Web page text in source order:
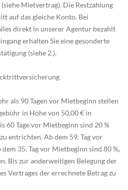
Mietvertrag). Die Restzahlung
auf das gleiche Konto. Bei
direkt in unserer Agentur bezahlt
erhalten Sie eine gesonderte
(siehe 2.).
als 90 Tagen vor Mietbeginn stellen
in Höhe von 50,00 € in
60 Tage vor Mietbeginn sind 20 %
entrichten. Ab dem 59. Tag vor
35. Tag vor Mietbeginn sind 80 %,
Bis zur anderweitigen Belegung der
Vertrages der errechnete Betrag zu